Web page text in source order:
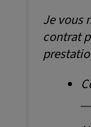
Je vous
contrat